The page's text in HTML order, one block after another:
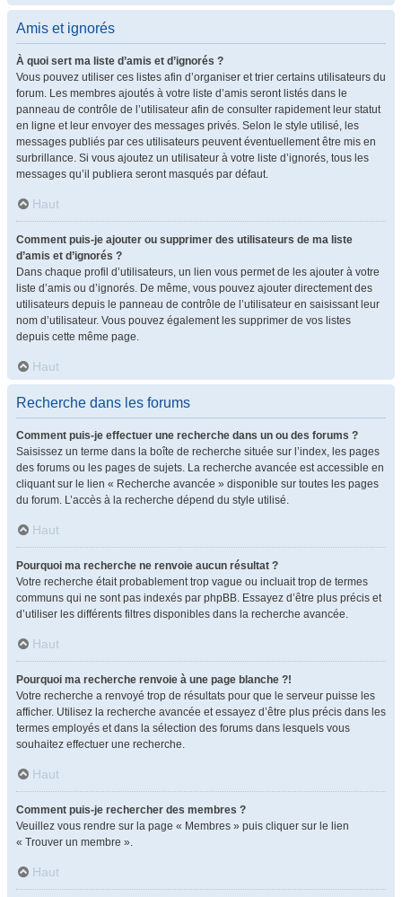
Amis et ignorés
À quoi sert ma liste d’amis et d’ignorés ?
Vous pouvez utiliser ces listes afin d’organiser et trier certains utilisateurs du
forum. Les membres ajoutés à votre liste d’amis seront listés dans le
panneau de contrôle de l’utilisateur afin de consulter rapidement leur statut
en ligne et leur envoyer des messages privés. Selon le style utilisé, les
messages publiés par ces utilisateurs peuvent éventuellement être mis en
surbrillance. Si vous ajoutez un utilisateur à votre liste d’ignorés, tous les
messages qu’il publiera seront masqués par défaut.
Haut
Comment puis-je ajouter ou supprimer des utilisateurs de ma liste
d’amis et d’ignorés ?
Dans chaque profil d’utilisateurs, un lien vous permet de les ajouter à votre
liste d’amis ou d’ignorés. De même, vous pouvez ajouter directement des
utilisateurs depuis le panneau de contrôle de l’utilisateur en saisissant leur
nom d’utilisateur. Vous pouvez également les supprimer de vos listes
depuis cette même page.
Haut
Recherche dans les forums
Comment puis-je effectuer une recherche dans un ou des forums ?
Saisissez un terme dans la boîte de recherche située sur l’index, les pages
des forums ou les pages de sujets. La recherche avancée est accessible en
cliquant sur le lien « Recherche avancée » disponible sur toutes les pages
du forum. L’accès à la recherche dépend du style utilisé.
Haut
Pourquoi ma recherche ne renvoie aucun résultat ?
Votre recherche était probablement trop vague ou incluait trop de termes
communs qui ne sont pas indexés par phpBB. Essayez d’être plus précis et
d’utiliser les différents filtres disponibles dans la recherche avancée.
Haut
Pourquoi ma recherche renvoie à une page blanche ?!
Votre recherche a renvoyé trop de résultats pour que le serveur puisse les
afficher. Utilisez la recherche avancée et essayez d’être plus précis dans les
termes employés et dans la sélection des forums dans lesquels vous
souhaitez effectuer une recherche.
Haut
Comment puis-je rechercher des membres ?
Veuillez vous rendre sur la page « Membres » puis cliquer sur le lien
« Trouver un membre ».
Haut